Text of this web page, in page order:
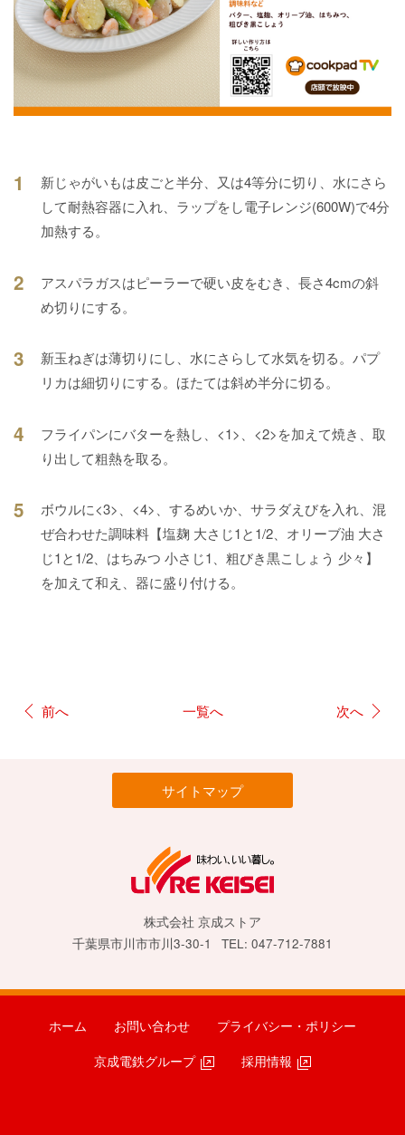
1
新じゃがいもは皮ごと半分、又は4等分に切り、水にさら
して耐熱容器に入れ、ラップをし電子レンジ(600W)で4分
加熱する。
2
アスパラガスはピーラーで硬い皮をむき、長さ4cmの斜
め切りにする。
3
新玉ねぎは薄切りにし、水にさらして水気を切る。パプ
リカは細切りにする。ほたては斜め半分に切る。
4
フライパンにバターを熱し、<1>、<2>を加えて焼き、取
り出して粗熱を取る。
5
ボウルに<3>、<4>、するめいか、サラダえびを入れ、混
ぜ合わせた調味料【塩麹 大さじ1と1/2、オリーブ油 大さ
じ1と1/2、はちみつ 小さじ1、粗びき黒こしょう 少々】
を加えて和え、器に盛り付ける。
前へ 一覧へ 次へ
サイトマップ
株式会社 京成ストア
千葉県市川市市川3-30-1
TEL: 047-712-7881
ホーム お問い合わせ プライバシー・ポリシー
京成電鉄グループ 採用情報